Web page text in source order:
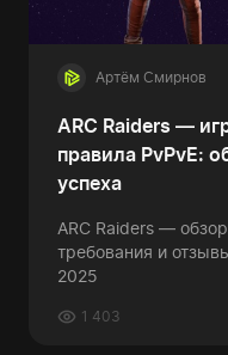
Артём Смирнов
ARC Raiders —
правила PvPvE:
успеха
ARC Raiders —
требования и
2025
1 403